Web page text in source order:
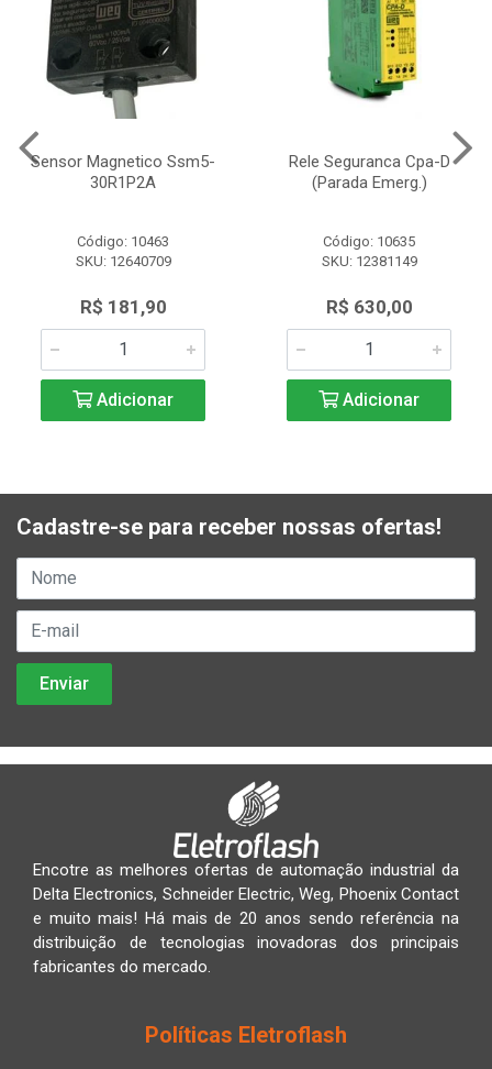
Sensor Magnetico Ssm5-
30R1P2A
Código: 10463
SKU: 12640709
R$ 181,90
Adicionar
Rele Seguranca Cpa-D
(Parada Emerg.)
Código: 10635
SKU: 12381149
R$ 630,00
Adicionar
Cadastre-se para receber nossas ofertas!
Encotre as melhores ofertas de automação industrial da
Delta Electronics, Schneider Electric, Weg, Phoenix Contact
e muito mais! Há mais de 20 anos sendo referência na
distribuição de tecnologias inovadoras dos principais
fabricantes do mercado.
Políticas Eletroflash